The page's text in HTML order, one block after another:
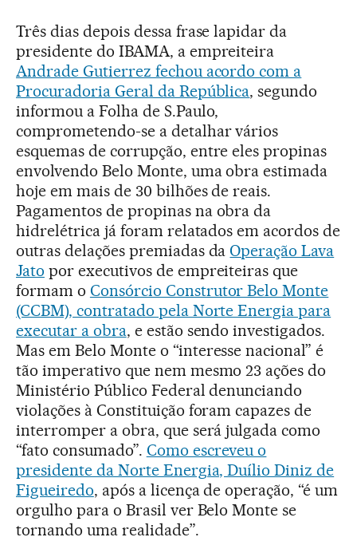
Três dias depois dessa frase lapidar da
presidente do IBAMA, a empreiteira
Andrade Gutierrez fechou acordo com a
Procuradoria Geral da República, segundo
informou a Folha de S.Paulo,
comprometendo-se a detalhar vários
esquemas de corrupção, entre eles propinas
envolvendo Belo Monte, uma obra estimada
hoje em mais de 30 bilhões de reais.
Pagamentos de propinas na obra da
hidrelétrica já foram relatados em acordos de
outras delações premiadas da Operação Lava
Jato por executivos de empreiteiras que
formam o Consórcio Construtor Belo Monte
(CCBM), contratado pela Norte Energia para
executar a obra, e estão sendo investigados.
Mas em Belo Monte o “interesse nacional” é
tão imperativo que nem mesmo 23 ações do
Ministério Público Federal denunciando
violações à Constituição foram capazes de
interromper a obra, que será julgada como
“fato consumado”. Como escreveu o
presidente da Norte Energia, Duílio Diniz de
Figueiredo, após a licença de operação, “é um
orgulho para o Brasil ver Belo Monte se
tornando uma realidade”.